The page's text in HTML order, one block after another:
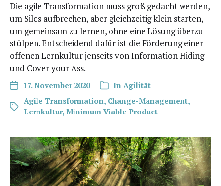
Die agi­le Trans­for­ma­ti­on muss groß gedacht wer­den,
um Silos auf­bre­chen, aber gleich­zei­tig klein star­ten,
um gemein­sam zu ler­nen, ohne eine Lösung über­zu­
stül­pen. Ent­schei­dend dafür ist die För­de­rung einer
offe­nen Lern­kul­tur jen­seits von Infor­ma­ti­on Hiding
und Cover your Ass.
17. November 2020 In Agilität
Agile Transformation, Change-Management,
Lernkultur, Minimum Viable Product